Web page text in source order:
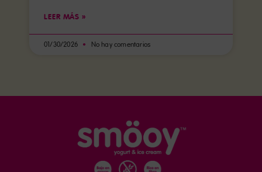
LEER MÁS »
01/30/2026 No hay comentarios